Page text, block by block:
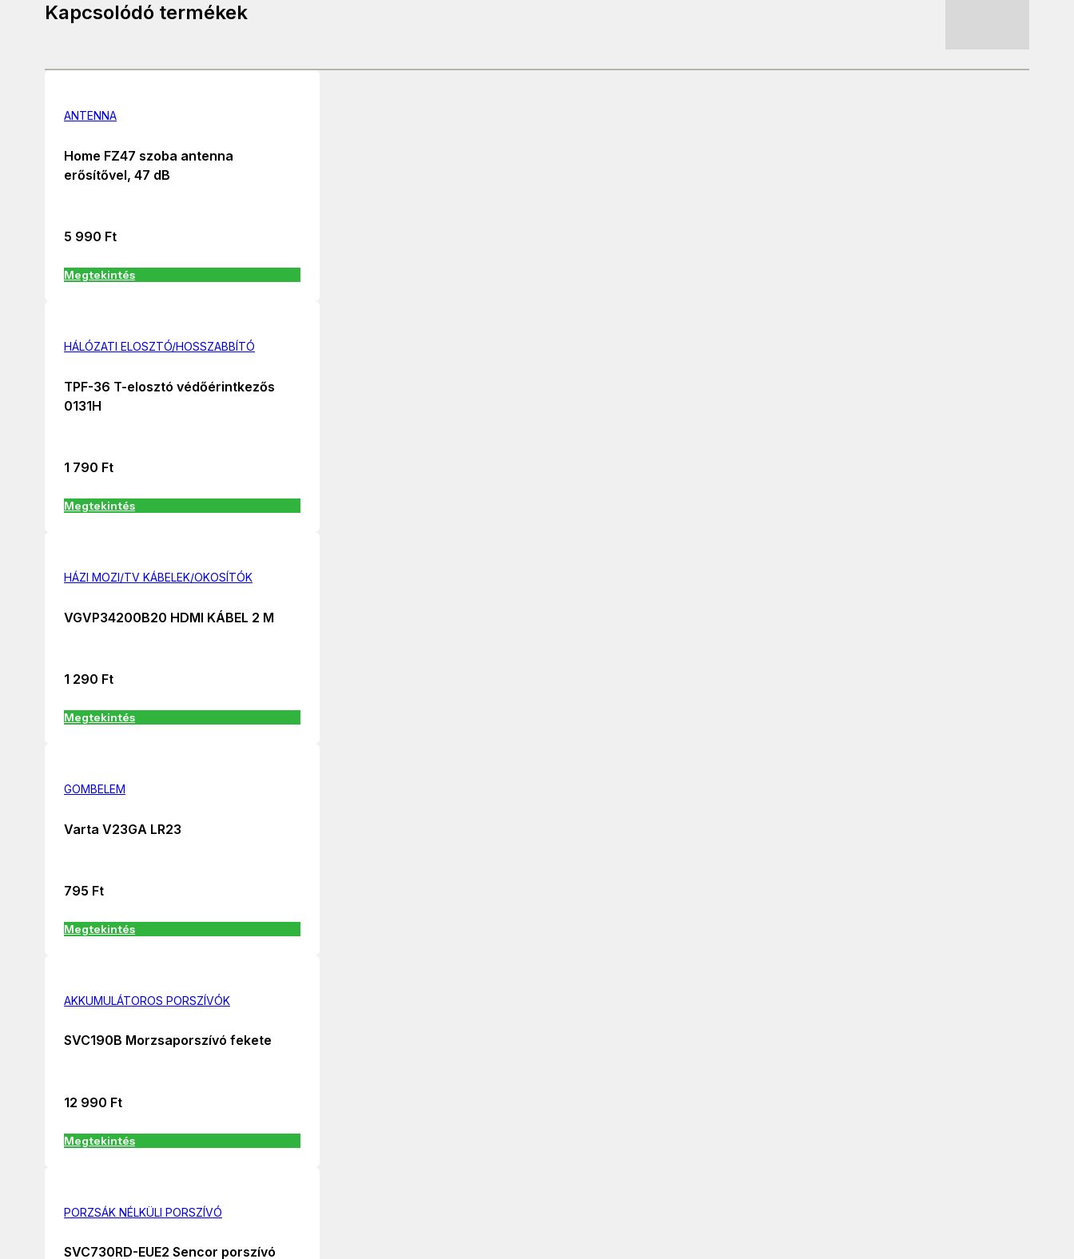
Kapcsolódó termékek
ANTENNA
Home FZ47 szoba antenna
erősítővel, 47 dB
5 990 Ft
Megtekintés
HÁLÓZATI ELOSZTÓ/HOSSZABBÍTÓ
TPF-36 T-elosztó védőérintkezős
0131H
1 790 Ft
Megtekintés
HÁZI MOZI/TV KÁBELEK/OKOSÍTÓK
VGVP34200B20 HDMI KÁBEL 2 M
1 290 Ft
Megtekintés
GOMBELEM
Varta V23GA LR23
795 Ft
Megtekintés
AKKUMULÁTOROS PORSZÍVÓK
SVC190B Morzsaporszívó fekete
12 990 Ft
Megtekintés
PORZSÁK NÉLKÜLI PORSZÍVÓ
SVC730RD-EUE2 Sencor porszívó